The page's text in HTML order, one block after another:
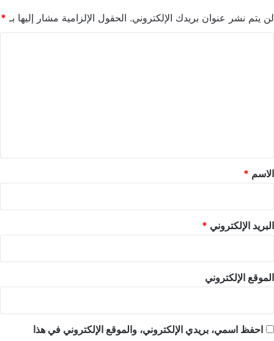
لن يتم نشر عنوان بريدك الإلكتروني. الحقول الإلزامية مشار إليها بـ *
*
الاسم *
البريد الإلكتروني *
الموقع الإلكتروني
احفظ اسمي، بريدي الإلكتروني، والموقع الإلكتروني في هذا